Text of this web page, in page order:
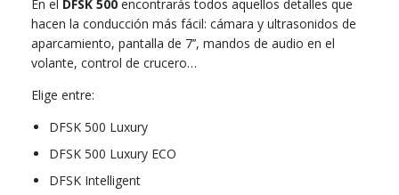
En el DFSK 500 encontrarás todos aquellos detalles que
hacen la conducción más fácil: cámara y ultrasonidos de
aparcamiento, pantalla de 7’’, mandos de audio en el
volante, control de crucero…
Elige entre:
DFSK 500 Luxury
DFSK 500 Luxury ECO
DFSK Intelligent